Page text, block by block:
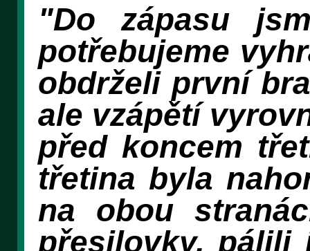
"Do zápasu
potřebujeme
obdrželi první
ale vzápětí
před koncem
třetina byla
na obou
přesilovky, pálili